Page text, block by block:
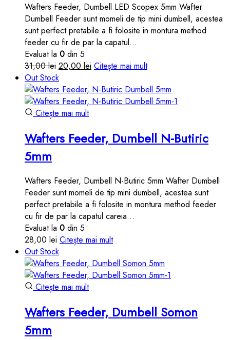
Wafters Feeder, Dumbell LED Scopex 5mm Wafter
Dumbell Feeder sunt momeli de tip mini dumbell, acestea
sunt perfect pretabile a fi folosite in montura method
feeder cu fir de par la capatul…
Evaluat la 0 din 5
31,00lei Prețul
inițial
a
fost:
31,00 lei.
20,00 lei Prețul
este:
20,00 lei.
Citește mai mult
Out Stock
Citește mai mult
Wafters Feeder, Dumbell N-Butiric
5mm
Wafters Feeder, Dumbell N-Butiric 5mm Wafter Dumbell
Feeder sunt momeli de tip mini dumbell, acestea sunt
perfect pretabile a fi folosite in montura method feeder
cu fir de par la capatul careia…
Evaluat la 0 din 5
28,00 lei Citește mai mult
Out Stock
Citește mai mult
Wafters Feeder, Dumbell Somon
5mm